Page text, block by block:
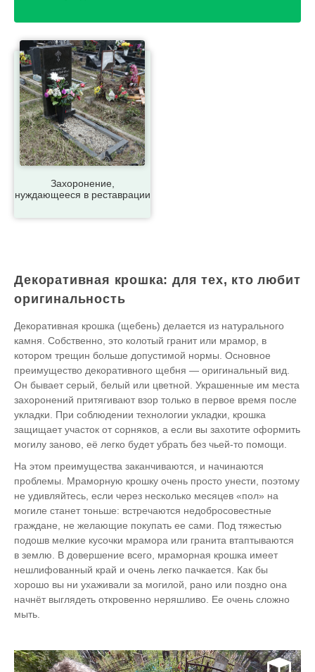
Захоронение,
нуждающееся в реставрации
Декоративная крошка: для тех, кто любит
оригинальность
Декоративная крошка (щебень) делается из натурального
камня. Собственно, это колотый гранит или мрамор, в
котором трещин больше допустимой нормы. Основное
преимущество декоративного щебня — оригинальный вид.
Он бывает серый, белый или цветной. Украшенные им места
захоронений притягивают взор только в первое время после
укладки. При соблюдении технологии укладки, крошка
защищает участок от сорняков, а если вы захотите оформить
могилу заново, её легко будет убрать без чьей-то помощи.
На этом преимущества заканчиваются, и начинаются
проблемы. Мраморную крошку очень просто унести, поэтому
не удивляйтесь, если через несколько месяцев «пол» на
могиле станет тоньше: встречаются недобросовестные
граждане, не желающие покупать ее сами. Под тяжестью
подошв мелкие кусочки мрамора или гранита втаптываются
в землю. В довершение всего, мраморная крошка имеет
нешлифованный край и очень легко пачкается. Как бы
хорошо вы ни ухаживали за могилой, рано или поздно она
начнёт выглядеть откровенно неряшливо. Ее очень сложно
мыть.